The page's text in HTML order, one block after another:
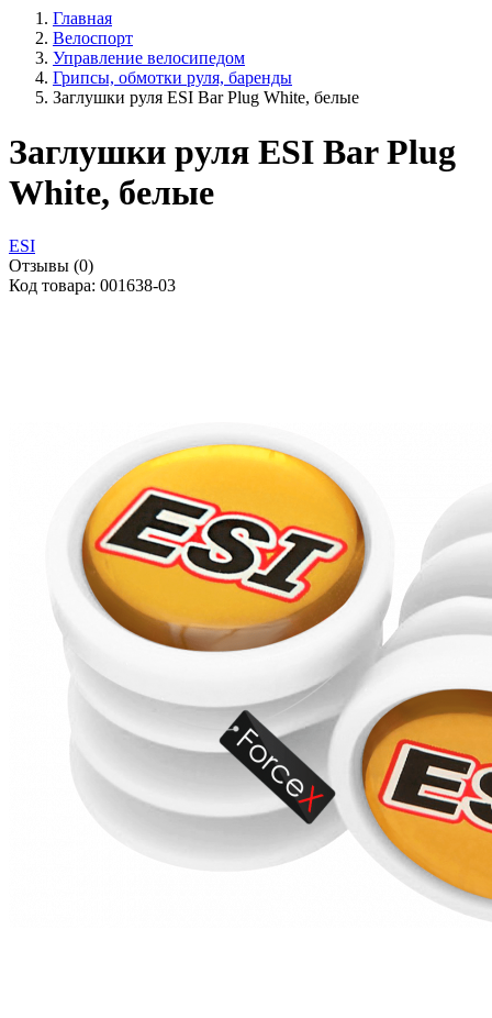
Главная
Велоспорт
Управление велосипедом
Грипсы, обмотки руля, баренды
Заглушки руля ESI Bar Plug White, белые
Заглушки руля ESI Bar Plug
White, белые
ESI
Отзывы (0)
Код товара: 001638-03